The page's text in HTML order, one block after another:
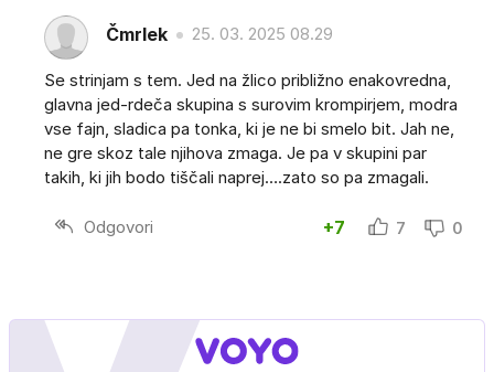
Čmrlek 25. 03. 2025 08.29
Se strinjam s tem. Jed na žlico približno enakovredna,
glavna jed-rdeča skupina s surovim krompirjem, modra
vse fajn, sladica pa tonka, ki je ne bi smelo bit. Jah ne,
ne gre skoz tale njihova zmaga. Je pa v skupini par
takih, ki jih bodo tiščali naprej….zato so pa zmagali.
Odgovori +7 7 0